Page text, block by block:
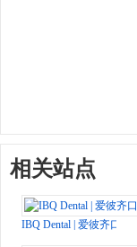
相关站点
IBQ Dental | 爱彼齐口腔